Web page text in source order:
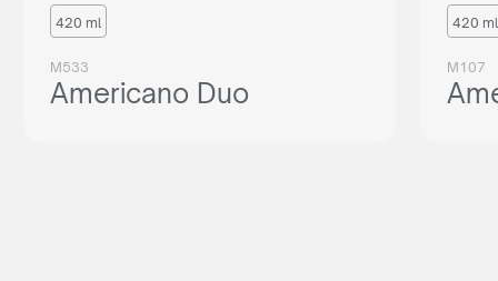
420 ml
M533
Americano Duo
420 ml
M107